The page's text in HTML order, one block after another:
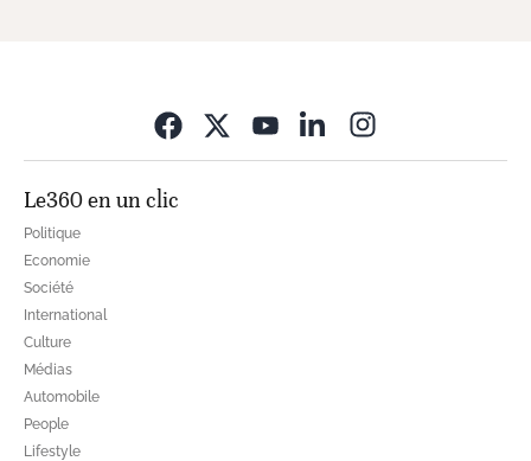
Le360 en un clic
Politique
Economie
Société
International
Culture
Médias
Automobile
People
Lifestyle